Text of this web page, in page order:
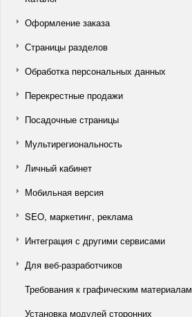
Оформление заказа
Страницы разделов
Обработка персональных данных
Перекрестные продажи
Посадочные страницы
Мультирегиональность
Личный кабинет
Мобильная версия
SEO, маркетинг, реклама
Интеграция с другими сервисами
Для веб-разработчиков
Требования к графическим материалам
Установка модулей сторонних